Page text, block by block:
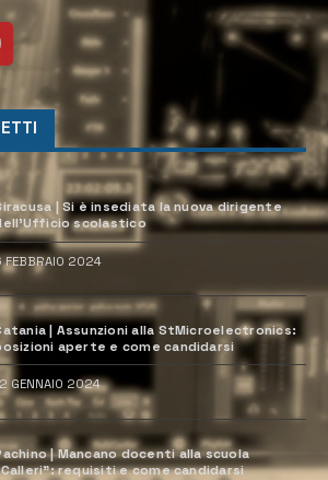
| Si è insediata la nuova dirigente
scolastico
FEBBRAIO 2024
| Assunzioni alla StMicroelectronics:
aperte e come candidarsi
GENNAIO 2024
| Mancano docenti alla scuola
requisiti e come candidarsi